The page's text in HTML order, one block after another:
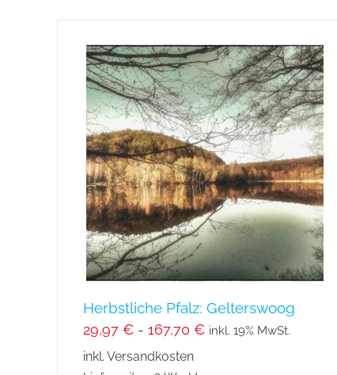
mehrere
Varianten
auf.
Die
Optionen
können
auf
der
Produktseite
gewählt
werden
Herbstliche Pfalz: Gelterswoog
29,97 € - 167,70 € inkl. 19% MwSt.
inkl. Versandkosten